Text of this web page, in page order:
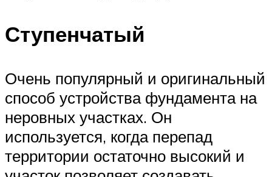
Ступенчатый
Очень популярный и оригинальный
способ устройства фундамента на
неровных участках. Он
используется, когда перепад
территории остаточно высокий и